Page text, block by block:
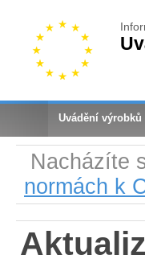
Uvádění výrobků
Nacházíte
normách k